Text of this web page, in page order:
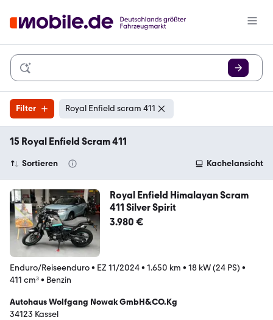
Filter Royal Enfield scram 411
15 Royal Enfield Scram 411
Sortieren Kachelansicht
Royal Enfield Himalayan Scram
411 Silver Spirit
3.980 €
Enduro/Reiseenduro• EZ 11/2024• 1.650 km • 18 kW (24 PS) •
411 cm³• Benzin
Autohaus Wolfgang Nowak GmbH&CO.Kg
34123 Kassel